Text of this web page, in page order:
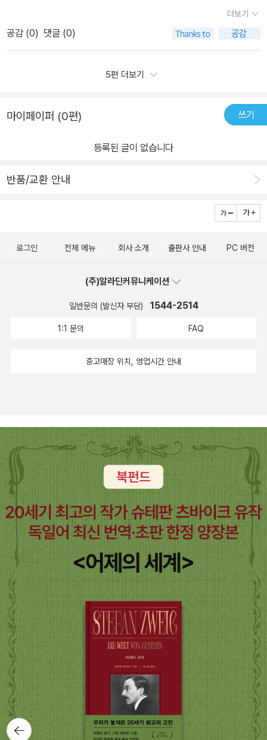
치하는 빈칸 쓰기, 영영 풀이 낱말 맞추기를 통해 익힐 수 있습니다.해
당하는 과에 나오는 교과서 문법을 정리하면서 문법 기초 훈련을 한
라고 할 수 있는 내신 대비 문법 실전 문제와 고득점을 위한 서술형 문
서는 선생님들도 항상 하시는 말씀이 지문을 달달 외우라는 것인데
요, 지문을 달달 외워도 실전 문제를 잘 풀 수 있어야 하기 때문에 문
법, 서술형 문제를 다양하게 꼭 풀어봐야 해요.문법 못지 않게 중요한
QR코드를 제공해 두었으며, 필수 대화문 문제를 풀어보면서 시험 준
되는 영어 단어,모두 이해했다고 생각했는데 문장을 쓰니까 이상해지
어서 굿!천재교육 영어교과서는 필수이고, 타출판사의 교과서라도 내
념부터 문제까지 중학영어 베이스를 탄탄히 다질 수 있는중2영어문
체크 #체크체크중학영어2 #중2영어문제집 #천재교육
다.체크체크 영어 2-A는 새 교육과정에 따라 개발된 영어 교과서의
내용을 철저히 분석하여 반영한 문제집인데요.중2영어문제집중에서
이보다 친절한 문제집이 있을까 할 정도로 정말 잘 구성되어 있어요.^
^다양한 유형의 학교 시험 문제와 서술형 문제를 담아 철저한 내신 대
크해서 구멍 없이 쫀쫀하게 시험에 대비할 수 있도록 만들었어요Sta
rter Activities에서는 본격적으로 공부하기 이전에 영어의 기초를
개념 정리가 안되었던 것들을 한 번에 정리할 수 있어서 정말 큰 도움
정리하니 확실히 도움이 많이 되었네요중학 영어의 기본기를 닦아 주
는 실전 대비 종합서답게 영어 전 영역에서 골고루 잘 담고 있어서 정
말 놀라웠어요학교 시험지를 철저히 분석해서 공부하니 실제 시험에
해서 실제 시험에서 고득점 받기 쉽겠지요?? ^^기출문제에 근거한
어요사실 초등 고학년들도 공부할 수 있을 만큼 문제집이 정말 친절
한 거 같아요.^^직독직해를 통해 영어 공부의 마무리까지 정말 모든
학영어문제집추천 #천재교육 #중학영어 #중학내신대비문제
더보기
공감 (0) 댓글 (0)
5편 더보기
마이페이퍼 (0편) 쓰기
등록된 글이 없습니다
반품/교환 안내
뒤로가
기
로그인 전체 메뉴 회사 소개 출판사 안내 PC 버전
(주)알라딘커뮤니케이션
일반문의 (발신자 부담) 1544-2514
1:1 문의 FAQ
중고매장 위치, 영업시간 안내